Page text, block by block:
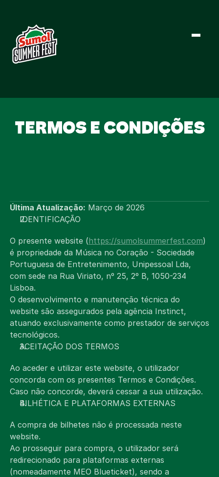
CARTAZ
NOTÍCIAS
BILHETES
Select Language
PT
TERMOS E CONDIÇÕES
Última Atualização: Março de 2026
IDENTIFICAÇÃO
O presente website (https://sumolsummerfest.com)
é propriedade da Música no Coração - Sociedade
Portuguesa de Entretenimento, Unipessoal Lda,
com sede na Rua Viriato, nº 25, 2º B, 1050-234
Lisboa.
O desenvolvimento e manutenção técnica do
website são assegurados pela agência Instinct,
atuando exclusivamente como prestador de serviços
tecnológicos.
ACEITAÇÃO DOS TERMOS
Ao aceder e utilizar este website, o utilizador
concorda com os presentes Termos e Condições.
Caso não concorde, deverá cessar a sua utilização.
BILHÉTICA E PLATAFORMAS EXTERNAS
A compra de bilhetes não é processada neste
website.
Ao prosseguir para compra, o utilizador será
redirecionado para plataformas externas
(nomeadamente MEO Blueticket), sendo a